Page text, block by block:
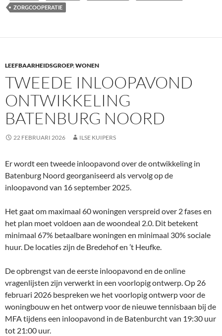
ZORGCOOPERATIE
LEEFBAARHEIDSGROEP,WONEN
TWEEDE INLOOPAVOND
ONTWIKKELING
BATENBURG NOORD
22 FEBRUARI 2026 ILSE KUIPERS
Er wordt een tweede inloopavond over de ontwikkeling in
Batenburg Noord georganiseerd als vervolg op de
inloopavond van 16 september 2025.
Het gaat om maximaal 60 woningen verspreid over 2 fases en
het plan moet voldoen aan de woondeal 2.0. Dit betekent
minimaal 67% betaalbare woningen en minimaal 30% sociale
huur. De locaties zijn de Bredehof en ’t Heufke.
De opbrengst van de eerste inloopavond en de online
vragenlijsten zijn verwerkt in een voorlopig ontwerp. Op 26
februari 2026 bespreken we het voorlopig ontwerp voor de
woningbouw en het ontwerp voor de nieuwe tennisbaan bij de
MFA tijdens een inloopavond in de Batenburcht van 19:30 uur
tot 21:00 uur.